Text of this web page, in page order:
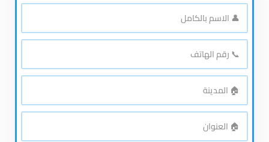
👤
الاسم
بالكامل*
📞
رقم
الهاتف*
🏠
المدينة*
🏠
العنوان*